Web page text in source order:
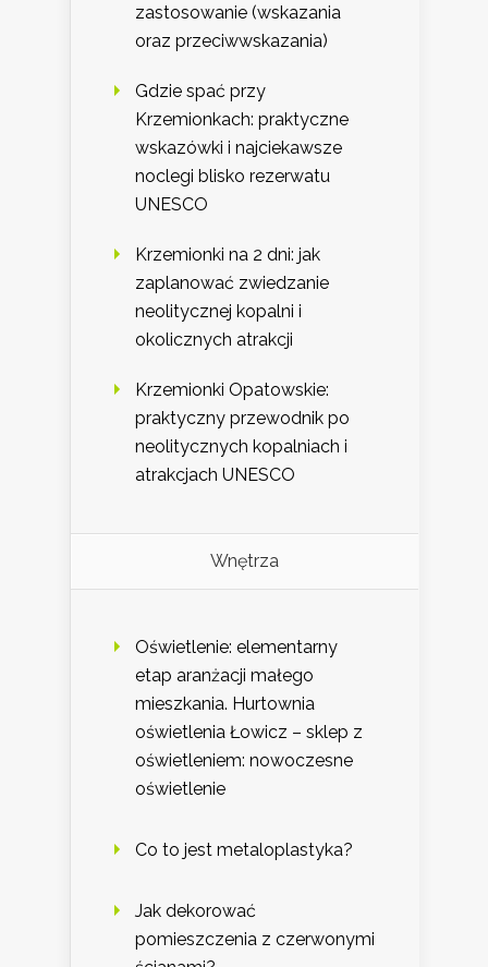
zastosowanie (wskazania
oraz przeciwwskazania)
Gdzie spać przy
Krzemionkach: praktyczne
wskazówki i najciekawsze
noclegi blisko rezerwatu
UNESCO
Krzemionki na 2 dni: jak
zaplanować zwiedzanie
neolitycznej kopalni i
okolicznych atrakcji
Krzemionki Opatowskie:
praktyczny przewodnik po
neolitycznych kopalniach i
atrakcjach UNESCO
Wnętrza
Oświetlenie: elementarny
etap aranżacji małego
mieszkania. Hurtownia
oświetlenia Łowicz – sklep z
oświetleniem: nowoczesne
oświetlenie
Co to jest metaloplastyka?
Jak dekorować
pomieszczenia z czerwonymi